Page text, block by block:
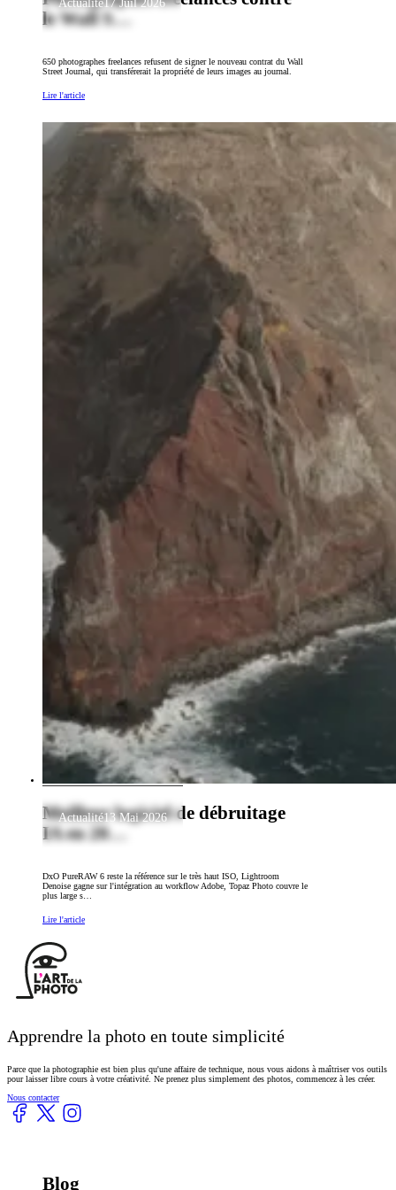
le Wall S…
650 photographes freelances refusent de signer le nouveau contrat du Wall
Street Journal, qui transférerait la propriété de leurs images au journal.
Lire l'article
Meilleur logiciel de débruitage
IA en 20…
DxO PureRAW 6 reste la référence sur le très haut ISO, Lightroom
Denoise gagne sur l'intégration au workflow Adobe, Topaz Photo couvre le
plus large s…
Lire l'article
Actualité13 Mai 2026
Footer
Apprendre la photo en toute simplicité
Parce que la photographie est bien plus qu'une affaire de technique, nous vous aidons à maîtriser vos outils
pour laisser libre cours à votre créativité. Ne prenez plus simplement des photos, commencez à les créer.
Nous contacter
Blog